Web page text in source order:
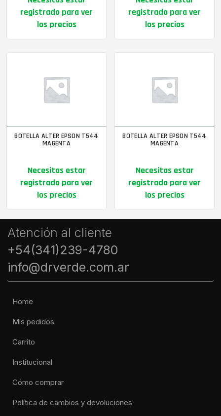
registrado para ver
los precios
registrado para ver
los precios
BOTELLA ALTER EPSON T544
MAGENTA
Necesitas estar
registrado para ver
los precios
BOTELLA ALTER EPSON T544
MAGENTA
Necesitas estar
registrado para ver
los precios
Atención al cliente
+54(341)239-4780
info@drverde.com.ar
Home
Mis pedidos
Carrito
Institucional
Cómo comprar
Política de cambios y devoluciones